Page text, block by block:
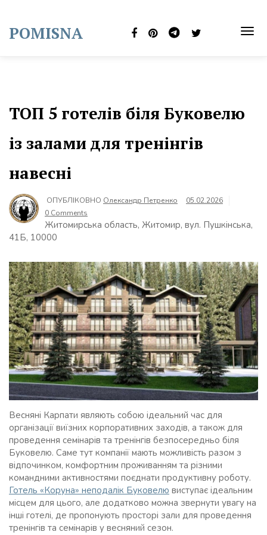
content
POMISNA
ТОП 5 готелів біля Буковелю
із залами для тренінгів
навесні
ОПУБЛІКОВНО Олександр Петренко
05.02.2026
0 Comments
Житомирська область, Житомир, вул. Пушкінська,
41Б, 10000
Весняні Карпати являють собою ідеальний час для
організації виїзних корпоративних заходів, а також для
проведення семінарів та тренінгів безпосередньо біля
Буковелю. Саме тут компанії мають можливість разом з
відпочинком, комфортним проживанням та різними
командними активностями поєднати продуктивну роботу.
Готель «Коруна» неподалік Буковелю виступає ідеальним
місцем для цього, але додатково можна звернути увагу на
інші готелі, де пропонують просторі зали для проведення
тренінгів та семінарів у весняний сезон.